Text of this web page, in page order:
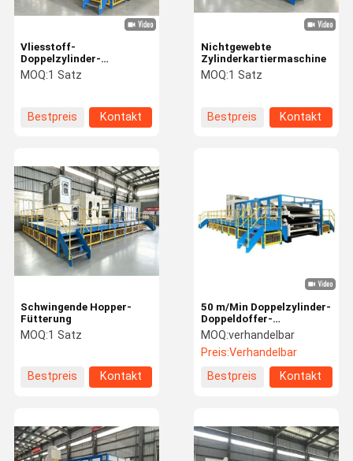
Vliesstoff-
Doppelzylinder-
Krempelmaschine
MOQ:1 Satz
Bestpreis Kontakt
Nichtgewebte
Zylinderkartiermaschine
MOQ:1 Satz
Bestpreis Kontakt
Schwingende Hopper-
Fütterung
MOQ:1 Satz
Bestpreis Kontakt
50 m/Min Doppelzylinder-
Doppeldoffer-
Kardmaschine für
Nichtgewebe
MOQ:verhandelbar
Preis:Verhandelbar
Bestpreis
Kontakt